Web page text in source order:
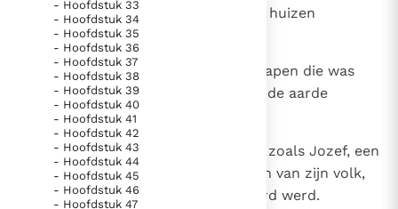
- Hoofdstuk 33
- Hoofdstuk 34
- Hoofdstuk 35
- Hoofdstuk 36
- Hoofdstuk 37
- Hoofdstuk 38
- Hoofdstuk 39
- Hoofdstuk 40
- Hoofdstuk 41
- Hoofdstuk 42
- Hoofdstuk 43
- Hoofdstuk 44
- Hoofdstuk 45
- Hoofdstuk 46
- Hoofdstuk 47
met grendels aanbracht en onze huizen
herstelde.
Op de aarde is er niemand geschapen die was
zoals Henoch, want hij werd van de aarde
weggenomen.
Ook werd er geen mens geboren zoals Jozef, een
heerser over zijn broers, de steun van zijn volk,
wiens gebeente met zorg bewaard werd.